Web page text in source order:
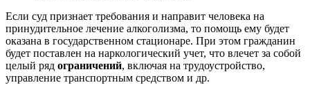
Если суд признает требования и направит человека на
принудительное лечение алкоголизма, то помощь ему будет
оказана в государственном стационаре. При этом гражданин
будет поставлен на наркологический учет, что влечет за собой
целый ряд ограничений, включая на трудоустройство,
управление транспортным средством и др.